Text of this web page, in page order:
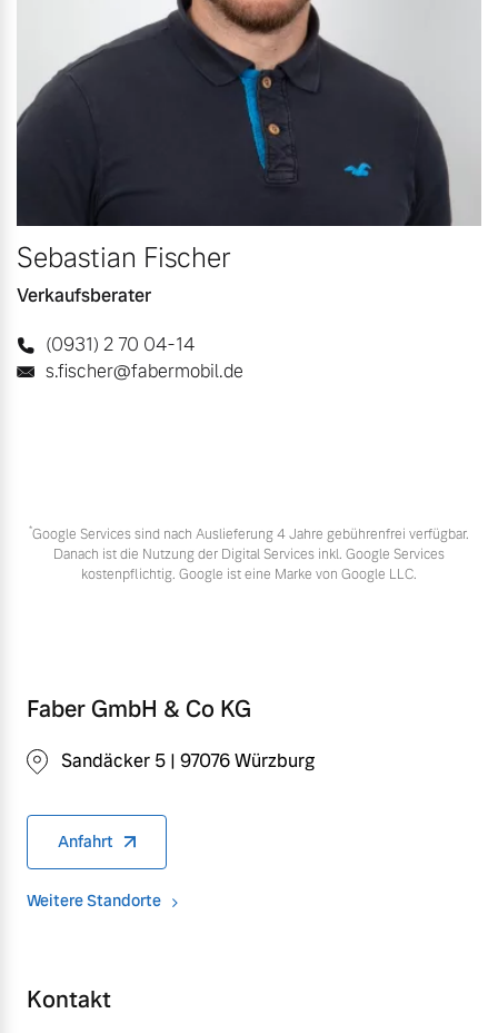
Sebastian Fischer
Verkaufsberater
(0931) 2 70 04-14
s.fischer@fabermobil.de
*Google Services sind nach Auslieferung 4 Jahre gebührenfrei verfügbar.
Danach ist die Nutzung der Digital Services inkl. Google Services
kostenpflichtig. Google ist eine Marke von Google LLC.
Faber GmbH & Co KG
Sandäcker 5 | 97076 Würzburg
Anfahrt
Weitere Standorte
Kontakt